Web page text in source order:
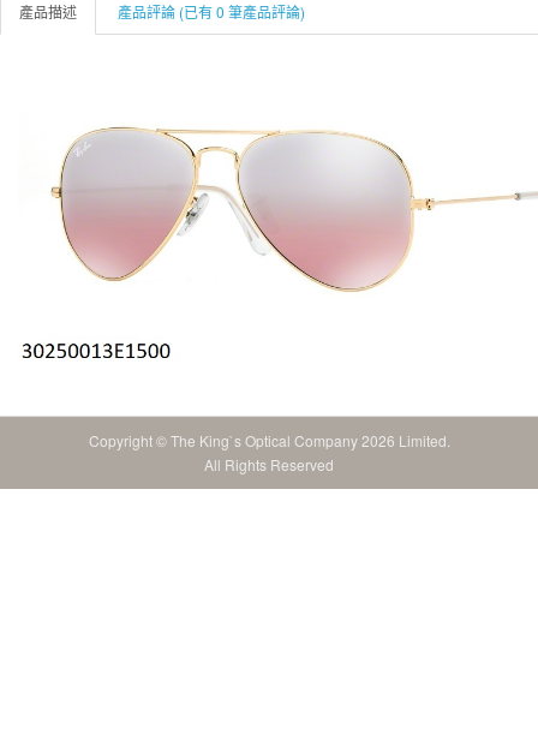
產品描述 產品評論 (已有 0 筆產品評論)
Copyright © The King`s Optical Company 2026 Limited.
All Rights Reserved